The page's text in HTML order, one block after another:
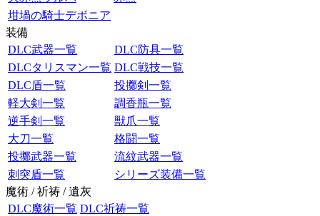
坩堝の騎士デボニア
装備
DLC武器一覧
DLC防具一覧
DLCタリスマン一覧 DLC戦技一覧
DLC盾一覧
投擲剣一覧
軽大剣一覧
調香瓶一覧
逆手剣一覧
獣爪一覧
大刀一覧
格闘一覧
投擲武器一覧
流紋武器一覧
刺突盾一覧
シリーズ装備一覧
魔術 / 祈祷 / 遺灰
DLC魔術一覧 DLC祈祷一覧